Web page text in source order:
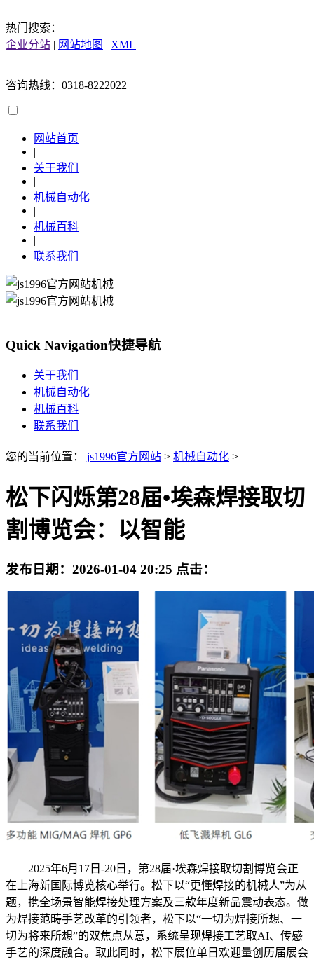
热门搜索：
企业分站 | 网站地图 | XML
咨询热线：0318-8222022
网站首页
|
关于我们
|
机械自动化
|
机械百科
|
联系我们
Quick Navigation快捷导航
关于我们
机械自动化
机械百科
联系我们
您的当前位置： js1996官方网站 > 机械自动化 >
松下闪烁第28届•埃森焊接取切
割博览会：以智能
发布日期： 2026-01-04 20:25 点击：
2025年6月17日-20日，第28届·埃森焊接取切割博览会正
在上海新国际博览核心举行。松下以“更懂焊接的机械人”为从
题，携全场景智能焊接处理方案及三款年度新品震动表态。做
为焊接范畴手艺改革的引领者，松下以“一切为焊接所想、一
切为将来所想”的双焦点从意，系统呈现焊接工艺取AI、传感
手艺的深度融合。取此同时，松下展位单日欢迎量创历届展会